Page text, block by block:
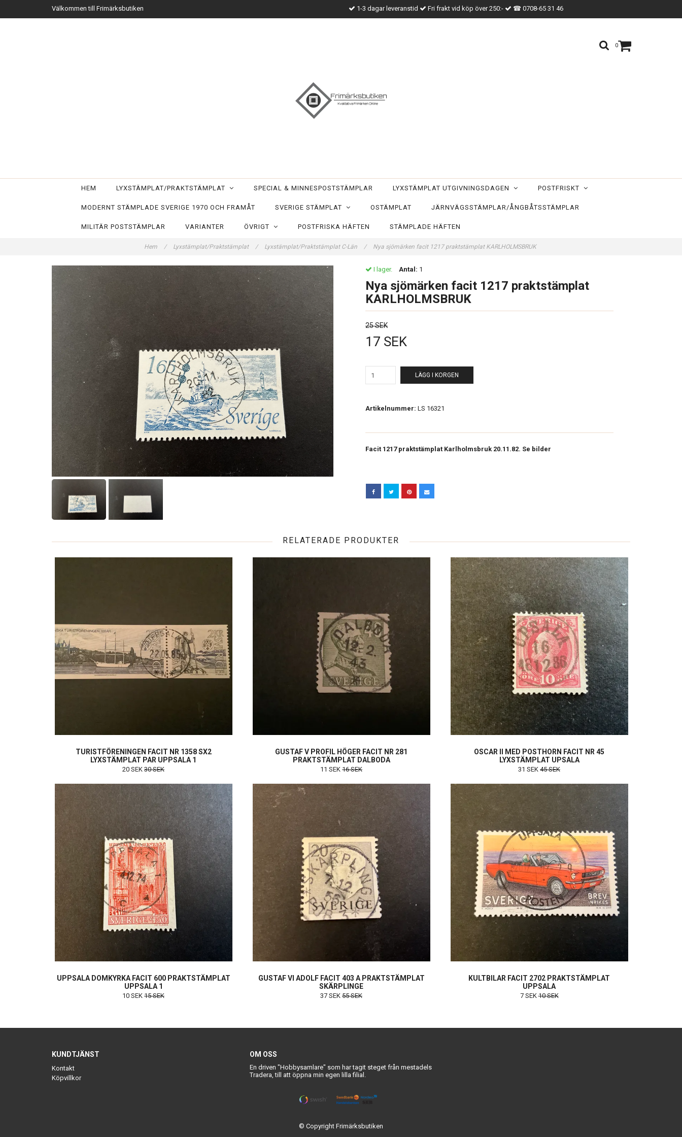
Välkommen till Frimärksbutiken 1-3 dagar leveranstid Fri frakt vid köp över 250:- ☎ 0708-65 31 46
0
HEM LYXSTÄMPLAT/PRAKTSTÄMPLAT SPECIAL & MINNESPOSTSTÄMPLAR LYXSTÄMPLAT UTGIVNINGSDAGEN POSTFRISKT
MODERNT STÄMPLADE SVERIGE 1970 OCH FRAMÅT SVERIGE STÄMPLAT OSTÄMPLAT JÄRNVÄGSSTÄMPLAR/ÅNGBÅTSSTÄMPLAR
MILITÄR POSTSTÄMPLAR VARIANTER ÖVRIGT POSTFRISKA HÄFTEN STÄMPLADE HÄFTEN
Hem / Lyxstämplat/Praktstämplat / Lyxstämplat/Praktstämplat C-Län / Nya sjömärken facit 1217 praktstämplat KARLHOLMSBRUK
I lager. Antal: 1
Nya sjömärken facit 1217 praktstämplat
KARLHOLMSBRUK
25 SEK
17 SEK
LÄGG I KORGEN
Artikelnummer: LS 16321
Facit 1217 praktstämplat Karlholmsbruk 20.11.82. Se bilder
RELATERADE PRODUKTER
TURISTFÖRENINGEN FACIT NR 1358 SX2
LYXSTÄMPLAT PAR UPPSALA 1
20 SEK 30 SEK
GUSTAF V PROFIL HÖGER FACIT NR 281
PRAKTSTÄMPLAT DALBODA
11 SEK 16 SEK
OSCAR II MED POSTHORN FACIT NR 45
LYXSTÄMPLAT UPSALA
31 SEK 45 SEK
UPPSALA DOMKYRKA FACIT 600 PRAKTSTÄMPLAT
UPPSALA 1
10 SEK 15 SEK
GUSTAF VI ADOLF FACIT 403 A PRAKTSTÄMPLAT
SKÄRPLINGE
37 SEK 55 SEK
KULTBILAR FACIT 2702 PRAKTSTÄMPLAT
UPPSALA
7 SEK10 SEK
KUNDTJÄNST
Kontakt
Köpvillkor
OM OSS
En driven "Hobbysamlare" som har tagit steget från mestadels
Tradera, till att öppna min egen lilla filial.
© Copyright Frimärksbutiken